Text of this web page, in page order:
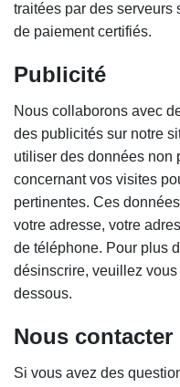
traitées par des serveurs
de paiement certifiés.
Publicité
Nous collaborons avec
des publicités sur notre
utiliser des données non
concernant vos visites
pertinentes. Ces
votre adresse, votre
de téléphone. Pour plus
désinscrire, veuillez
dessous.
Nous contacter
Si vous avez des